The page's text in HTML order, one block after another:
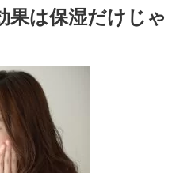
果は保湿だけじゃ